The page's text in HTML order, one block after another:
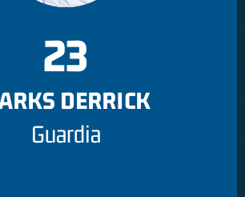
23
DERRICK
Guardia